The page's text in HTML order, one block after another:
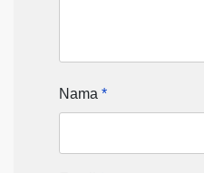
Nama *